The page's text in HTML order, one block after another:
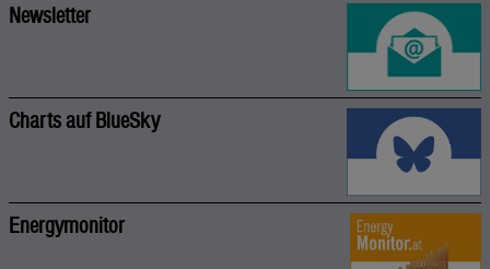
Newsletter
Charts auf BlueSky
Energymonitor